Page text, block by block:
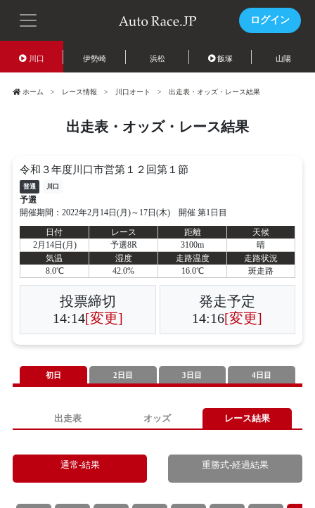
ログイン
川口 伊勢崎 浜松 飯塚 山陽
ホーム レース情報 川口オート 出走表・オッズ・レース結果
出走表・オッズ・レース結果
令和３年度川口市営第１２回第１節
普通 川口
予選
開催期間：2022年2月14日(月)～17日(木) 開催 第1日目
日付
レース 距離
天候
2月14日(月)
予選8R 3100m
晴
気温
湿度 走路温度
走路状況
8.0℃
42.0% 16.0℃ 斑走路
投票締切
14:14[変更]
発走予定
14:16[変更]
初日 2日目 3日目 4日目
出走表 オッズ レース結果
通常-結果 重勝式-経過結果